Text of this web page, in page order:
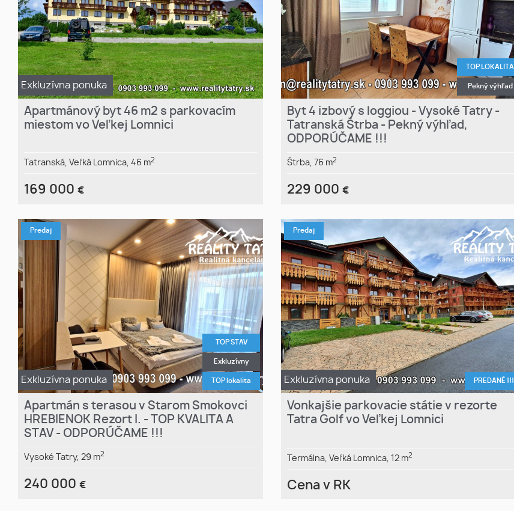
Exkluzívna ponuka
Apartmánový byt 46 m2 s parkovacím
miestom vo Veľkej Lomnici
Tatranská, Veľká Lomnica, 46 m2
169 000 €
TOP LOKALITA
Pekný výhľad
Byt 4 izbový s loggiou - Vysoké Tatry -
Tatranská Štrba - Pekný výhľad,
ODPORÚČAME !!!
Štrba, 76 m2
229 000 €
Exkluzívna ponuka
Predaj
TOP STAV
Exkluzívny
TOP lokalita
Apartmán s terasou v Starom Smokovci
HREBIENOK Rezort I. - TOP KVALITA A
STAV - ODPORÚČAME !!!
Vysoké Tatry, 29 m2
240 000 €
Exkluzívna ponuka
Predaj
PREDANÉ !!!
Vonkajšie parkovacie státie v rezorte
Tatra Golf vo Veľkej Lomnici
Termálna, Veľká Lomnica, 12 m2
Cena v RK